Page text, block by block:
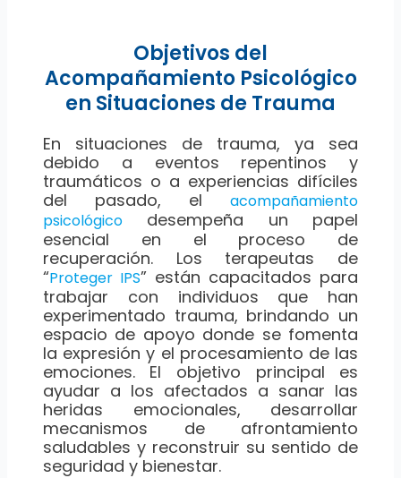
Objetivos del
Acompañamiento Psicológico
en Situaciones de Trauma
En situaciones de trauma, ya sea
debido a eventos repentinos y
traumáticos o a experiencias difíciles
del pasado, elacompañamiento
psicológicodesempeña un papel
esencial en el proceso de
recuperación. Los terapeutas de
“Proteger IPS” están capacitados para
trabajar con individuos que han
experimentado trauma, brindando un
espacio de apoyo donde se fomenta
la expresión y el procesamiento de las
emociones. El objetivo principal es
ayudar a los afectados a sanar las
heridas emocionales, desarrollar
mecanismos de afrontamiento
saludables y reconstruir su sentido de
seguridad y bienestar.